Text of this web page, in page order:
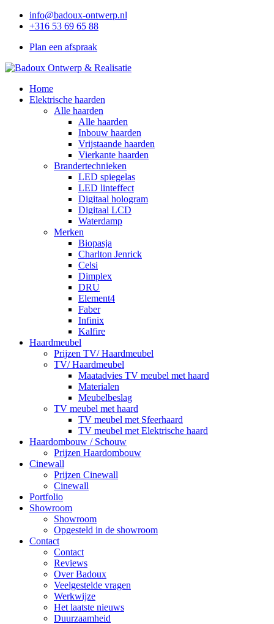
info@badoux-ontwerp.nl
+316 53 69 65 88
Plan een afspraak
Home
Elektrische haarden
Alle haarden
Alle haarden
Inbouw haarden
Vrijstaande haarden
Vierkante haarden
Brandertechnieken
LED spiegelas
LED linteffect
Digitaal hologram
Digitaal LCD
Waterdamp
Merken
Biopasja
Charlton Jenrick
Celsi
Dimplex
DRU
Element4
Faber
Infinix
Kalfire
Haardmeubel
Prijzen TV/ Haardmeubel
TV/ Haardmeubel
Maatadvies TV meubel met haard
Materialen
Meubelbeslag
TV meubel met haard
TV meubel met Sfeerhaard
TV meubel met Elektrische haard
Haardombouw / Schouw
Prijzen Haardombouw
Cinewall
Prijzen Cinewall
Cinewall
Portfolio
Showroom
Showroom
Opgesteld in de showroom
Contact
Contact
Reviews
Over Badoux
Veelgestelde vragen
Werkwijze
Het laatste nieuws
Duurzaamheid